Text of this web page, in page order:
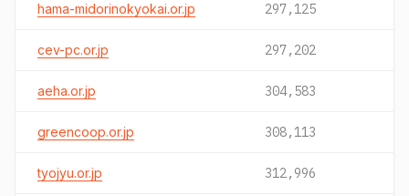
hama-midorinokyokai.or.jp 297,125
cev-pc.or.jp 297,202
aeha.or.jp 304,583
greencoop.or.jp 308,113
tyojyu.or.jp 312,996